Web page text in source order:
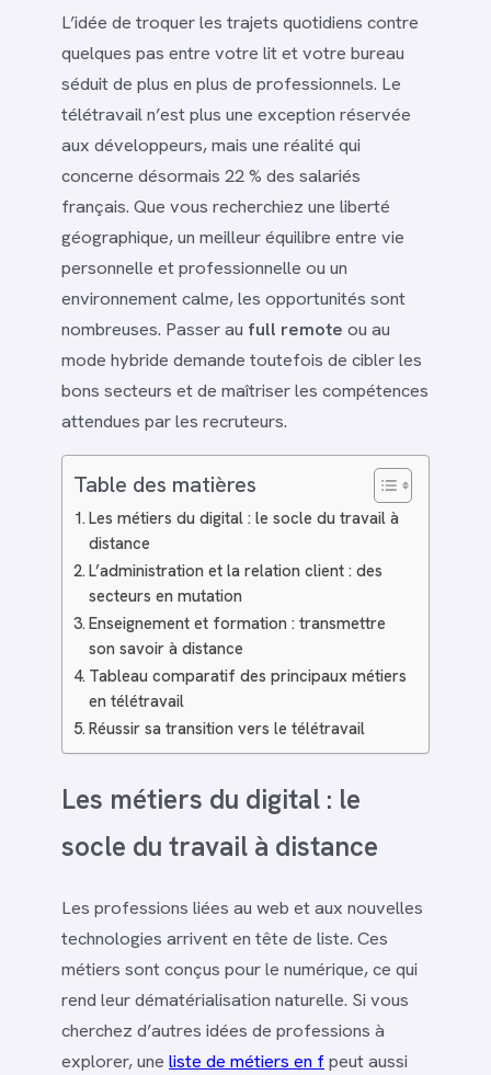
L’idée de troquer les trajets quotidiens contre
quelques pas entre votre lit et votre bureau
séduit de plus en plus de professionnels. Le
télétravail n’est plus une exception réservée
aux développeurs, mais une réalité qui
concerne désormais 22 % des salariés
français. Que vous recherchiez une liberté
géographique, un meilleur équilibre entre vie
personnelle et professionnelle ou un
environnement calme, les opportunités sont
nombreuses. Passer au full remote ou au
mode hybride demande toutefois de cibler les
bons secteurs et de maîtriser les compétences
attendues par les recruteurs.
Table des matières
Les métiers du digital : le socle du travail à
distance
L’administration et la relation client : des
secteurs en mutation
Enseignement et formation : transmettre
son savoir à distance
Tableau comparatif des principaux métiers
en télétravail
Réussir sa transition vers le télétravail
Les métiers du digital : le
socle du travail à distance
Les professions liées au web et aux nouvelles
technologies arrivent en tête de liste. Ces
métiers sont conçus pour le numérique, ce qui
rend leur dématérialisation naturelle. Si vous
cherchez d’autres idées de professions à
explorer, une liste de métiers en fpeut aussi